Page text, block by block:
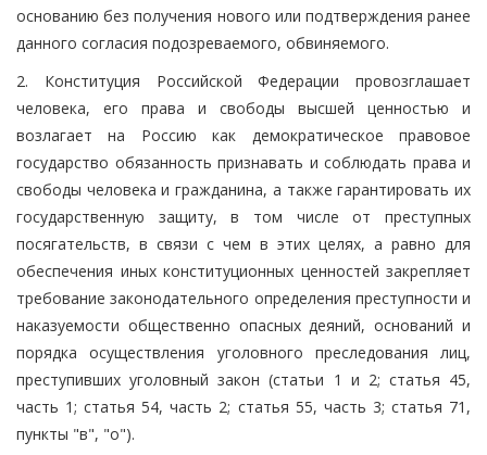
основанию без получения нового или подтверждения ранее
данного согласия подозреваемого, обвиняемого.
2. Конституция Российской Федерации провозглашает
человека, его права и свободы высшей ценностью и
возлагает на Россию как демократическое правовое
государство обязанность признавать и соблюдать права и
свободы человека и гражданина, а также гарантировать их
государственную защиту, в том числе от преступных
посягательств, в связи с чем в этих целях, а равно для
обеспечения иных конституционных ценностей закрепляет
требование законодательного определения преступности и
наказуемости общественно опасных деяний, оснований и
порядка осуществления уголовного преследования лиц,
преступивших уголовный закон (статьи 1 и 2; статья 45,
часть 1; статья 54, часть 2; статья 55, часть 3; статья 71,
пункты "в", "о").